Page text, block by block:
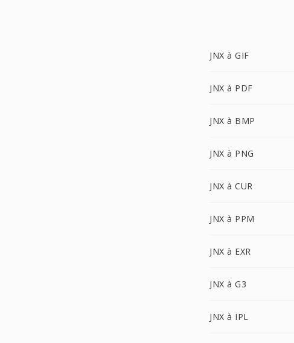
JNX à GIF
JNX à PDF
JNX à BMP
JNX à PNG
JNX à CUR
JNX à PPM
JNX à EXR
JNX à G3
JNX à IPL